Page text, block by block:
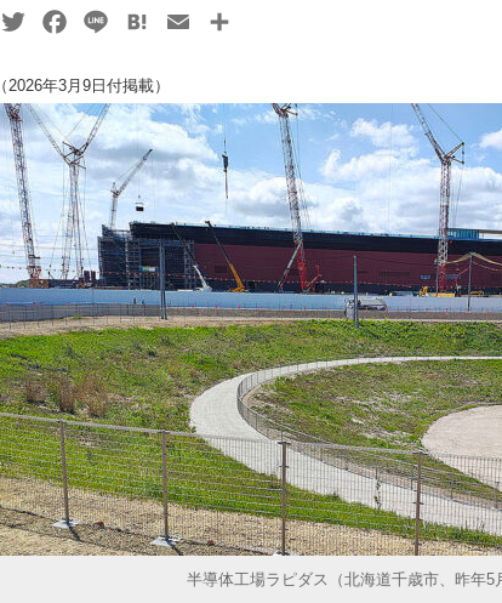
TwitterFacebook
Line HatenaEmail
（2026年3月9日付掲載）
半導体工場ラピダス（北海道千歳市、昨年5